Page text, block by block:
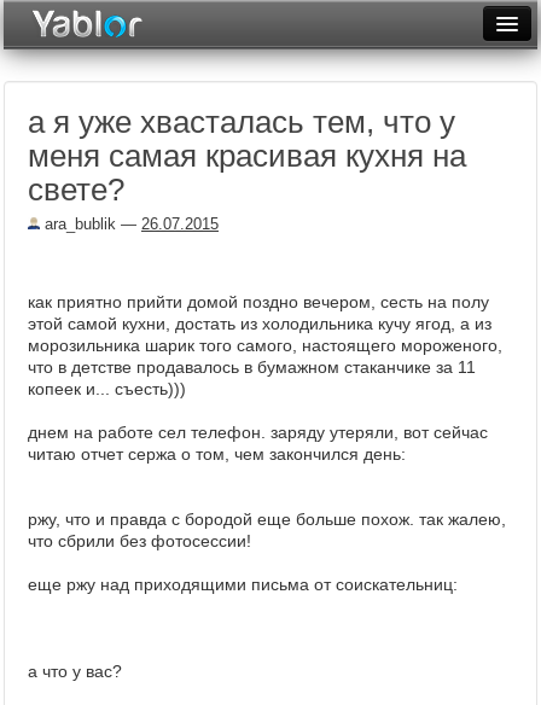
Неделя
Месяц
Фототоп
Видеотоп
а я уже хвасталась тем, что у
меня самая красивая кухня на
свете?
ara_bublik — 26.07.2015
как приятно прийти домой поздно вечером, сесть на полу
этой самой кухни, достать из холодильника кучу ягод, а из
морозильника шарик того самого, настоящего мороженого,
что в детстве продавалось в бумажном стаканчике за 11
копеек и... съесть)))
днем на работе сел телефон. заряду утеряли, вот сейчас
читаю отчет сержа о том, чем закончился день:
ржу, что и правда с бородой еще больше похож. так жалею,
что сбрили без фотосессии!
еще ржу над приходящими письма от соискательниц:
а что у вас?